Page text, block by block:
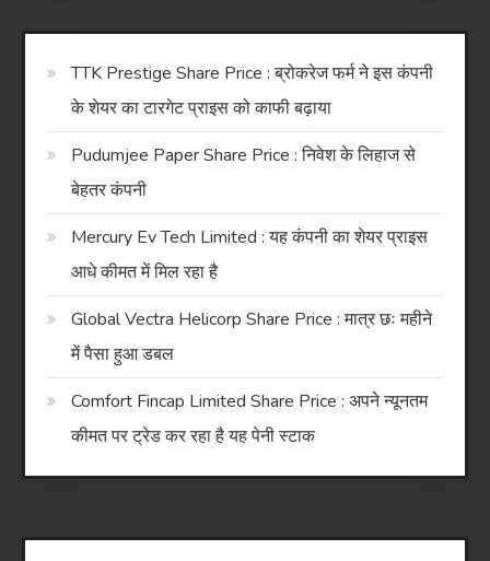
TTK Prestige Share Price : ब्रोकरेज फर्म ने इस कंपनी
के शेयर का टारगेट प्राइस को काफी बढ़ाया
Pudumjee Paper Share Price : निवेश के लिहाज से
बेहतर कंपनी
Mercury Ev Tech Limited : यह कंपनी का शेयर प्राइस
आधे कीमत में मिल रहा है
Global Vectra Helicorp Share Price : मात्र छः महीने
में पैसा हुआ डबल
Comfort Fincap Limited Share Price : अपने न्यूनतम
कीमत पर ट्रेड कर रहा है यह पेनी स्टाक